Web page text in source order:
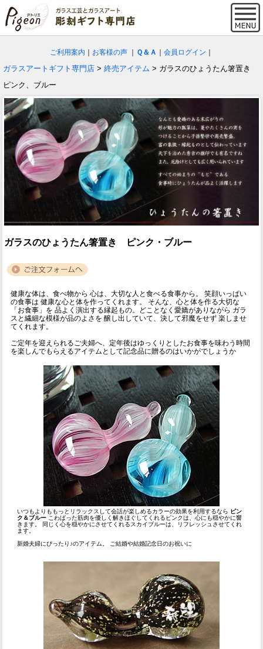
ご利用案内 お客様の声 Ｑ＆Ａ 会員ログイン
ガラスアートギフト専門店 > 終売アイテム > ガラスのひょうたん箸置き
ピンク、ブルー
ガラスのひょうたん箸置き ピンク・ブルー
健康な体は、食べ物から 心は、大切な人と食べる食事から。 笑顔いっぱい
の食事は 健康な心と体を作ってくれます。 そんな、心と体を作る大切な
「お食事」を 品よく演出する縁起もの。どことなく愛嬌がありながら ガラ
スと繊細な模様が品のよさを 醸し出していて、決して邪魔をせず 楽しませ
てくれます。
ご定年を迎えられるご夫婦へ、定年後はゆっくりとしたお食事を味わう時間
を楽しんでもらえるアイテムとして記念品に贈るのはいかがでしょうか
いつもよりももっとリラックスして会話が楽しめるカラーの効果を利用するなら ピン
ク＆ブルー こわばった筋肉を優しく解きほぐしてくれるピンクは、心にも穏やかに響
きます。 同じく心を穏やかにさせてくれるスカイブルーは、リフレッシュさせてくれ
ます。
新婚夫婦にぴったり♪のアイテム。 ご結婚や結婚記念日のお祝いに